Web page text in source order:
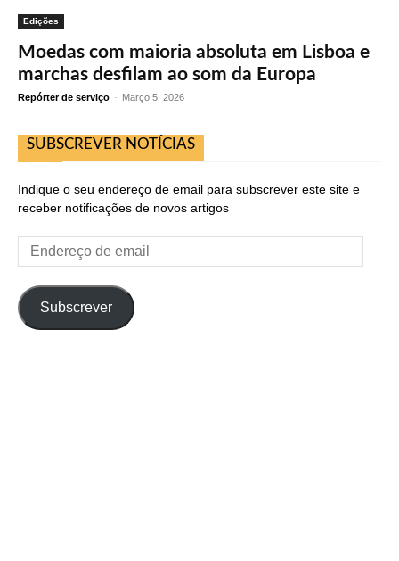
Edições
Moedas com maioria absoluta em Lisboa e
marchas desfilam ao som da Europa
Repórter de serviço - Março 5, 2026
SUBSCREVER NOTÍCIAS
Indique o seu endereço de email para subscrever este site e
receber notificações de novos artigos
Endereço
de
Subscrever